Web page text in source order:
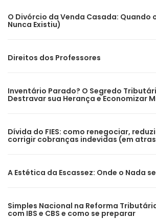
O Divórcio da Venda Casada: Quando
Nunca Existiu)
Direitos dos Professores
Inventário Parado? O Segredo
Destravar sua Herança e Economizar
Dívida do FIES: como renegociar,
corrigir cobranças indevidas (em
A Estética da Escassez: Onde o Nada
Simples Nacional na Reforma
com IBS e CBS e como se preparar